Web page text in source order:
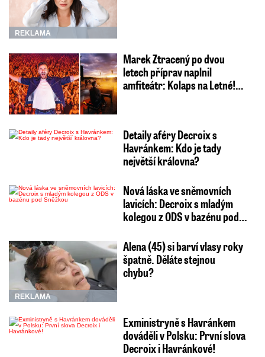
REKLAMA
Marek Ztracený po dvou
letech příprav naplnil
amfiteátr: Kolaps na Letné!…
Detaily aféry Decroix s
Havránkem: Kdo je tady
největší královna?
Nová láska ve sněmovních
lavicích: Decroix s mladým
kolegou z ODS v bazénu pod…
REKLAMA
Alena (45) si barví vlasy roky
špatně. Děláte stejnou
chybu?
Exministryně s Havránkem
dováděli v Polsku: První slova
Decroix i Havránkové!